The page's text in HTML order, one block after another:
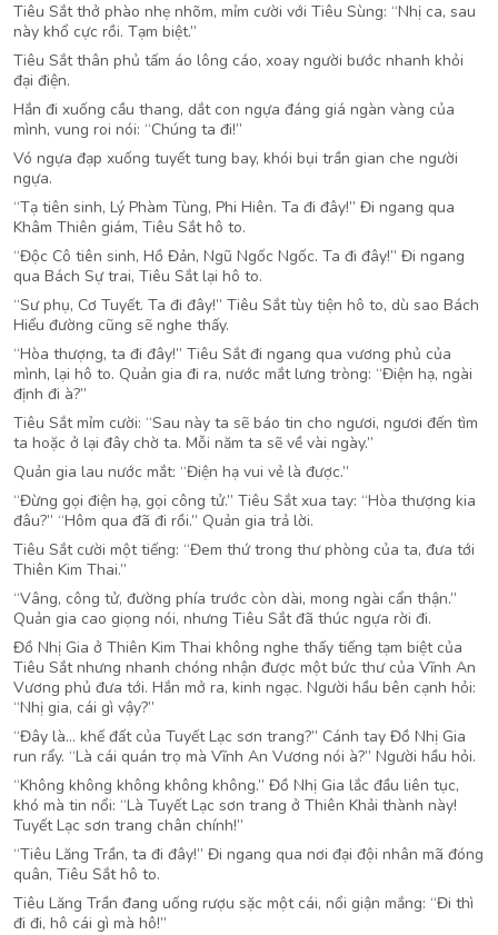
Tiêu Sắt thở phào nhẹ nhõm, mỉm cười với Tiêu Sùng: “Nhị ca, sau
này khổ cực rồi. Tạm biệt.”
Tiêu Sắt thân phủ tấm áo lông cáo, xoay người bước nhanh khỏi
đại điện.
Hắn đi xuống cầu thang, dắt con ngựa đáng giá ngàn vàng của
mình, vung roi nói: “Chúng ta đi!”
Vó ngựa đạp xuống tuyết tung bay, khói bụi trần gian che người
ngựa.
“Tạ tiên sinh, Lý Phàm Tùng, Phi Hiên. Ta đi đây!” Đi ngang qua
Khâm Thiên giám, Tiêu Sắt hô to.
“Độc Cô tiên sinh, Hồ Đản, Ngũ Ngốc Ngốc. Ta đi đây!” Đi ngang
qua Bách Sự trai, Tiêu Sắt lại hô to.
“Sư phụ, Cơ Tuyết. Ta đi đây!” Tiêu Sắt tùy tiện hô to, dù sao Bách
Hiểu đường cũng sẽ nghe thấy.
“Hòa thượng, ta đi đây!” Tiêu Sắt đi ngang qua vương phủ của
mình, lại hô to. Quản gia đi ra, nước mắt lưng tròng: “Điện hạ, ngài
định đi à?”
Tiêu Sắt mỉm cười: “Sau này ta sẽ báo tin cho ngươi, ngươi đến tìm
ta hoặc ở lại đây chờ ta. Mỗi năm ta sẽ về vài ngày.”
Quản gia lau nước mắt: “Điện hạ vui vẻ là được.”
“Đừng gọi điện hạ, gọi công tử.” Tiêu Sắt xua tay: “Hòa thượng kia
đâu?” “Hôm qua đã đi rồi.” Quản gia trả lời.
Tiêu Sắt cười một tiếng: “Đem thứ trong thư phòng của ta, đưa tới
Thiên Kim Thai.”
“Vâng, công tử, đường phía trước còn dài, mong ngài cẩn thận.”
Quản gia cao giọng nói, nhưng Tiêu Sắt đã thúc ngựa rời đi.
Đồ Nhị Gia ở Thiên Kim Thai không nghe thấy tiếng tạm biệt của
Tiêu Sắt nhưng nhanh chóng nhận được một bức thư của Vĩnh An
Vương phủ đưa tới. Hắn mở ra, kinh ngạc. Người hầu bên cạnh hỏi:
“Nhị gia, cái gì vậy?”
“Đây là… khế đất của Tuyết Lạc sơn trang?” Cánh tay Đồ Nhị Gia
run rẩy. “Là cái quán trọ mà Vĩnh An Vương nói à?” Người hầu hỏi.
“Không không không không không.” Đồ Nhị Gia lắc đầu liên tục,
khó mà tin nổi: “Là Tuyết Lạc sơn trang ở Thiên Khải thành này!
Tuyết Lạc sơn trang chân chính!”
“Tiêu Lăng Trần, ta đi đây!” Đi ngang qua nơi đại đội nhân mã đóng
quân, Tiêu Sắt hô to.
Tiêu Lăng Trần đang uống rượu sặc một cái, nổi giận mắng: “Đi thì
đi đi, hô cái gì mà hô!”